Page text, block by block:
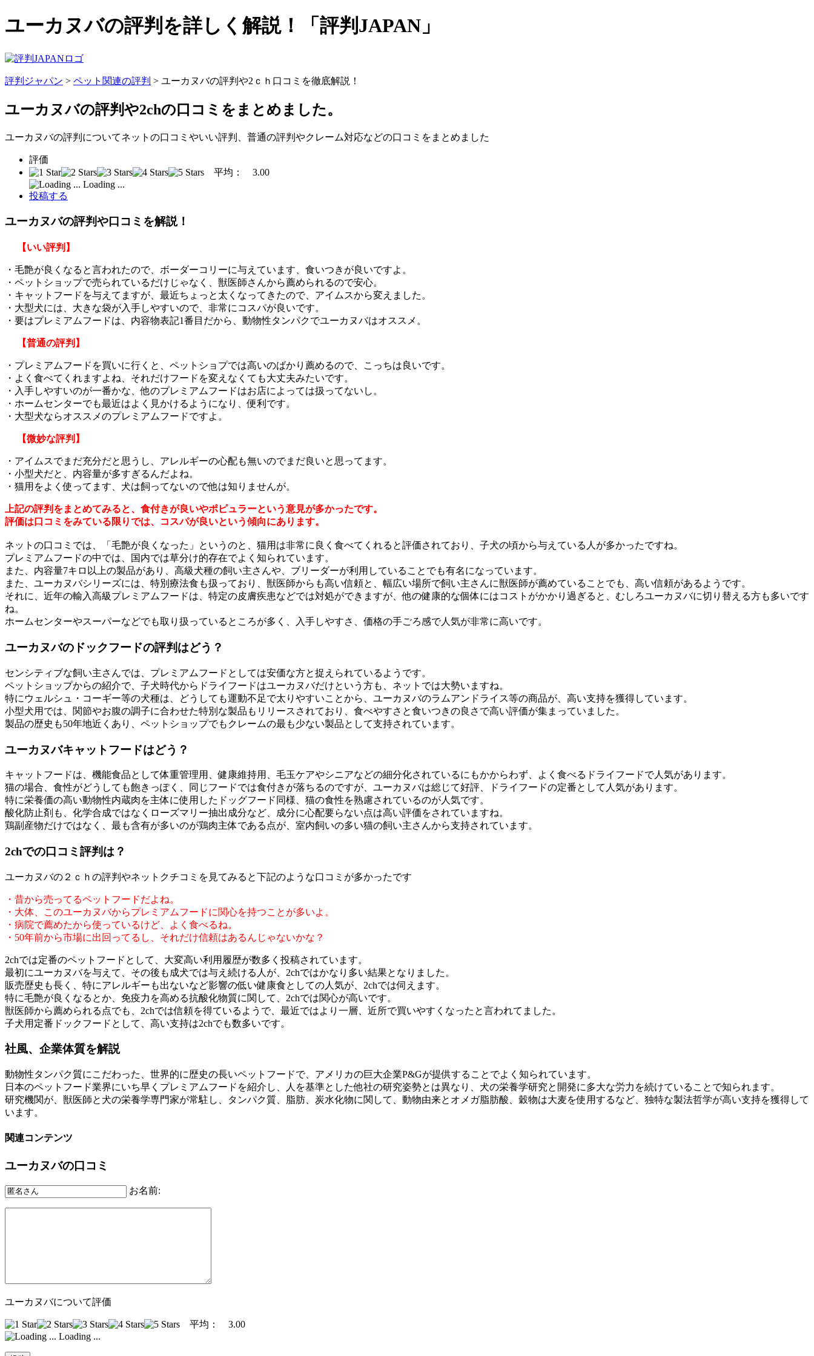
ユーカヌバの評判を詳しく解説！「評判JAPAN」
評判ジャパン > ペット関連の評判 > ユーカヌバの評判や2ｃｈ口コミを徹底解説！
ユーカヌバの評判や2chの口コミをまとめました。
ユーカヌバの評判についてネットの口コミやいい評判、普通の評判やクレーム対応などの口コミをまとめました
評価
平均： 3.00
Loading ...
投稿する
ユーカヌバの評判や口コミを解説！
【いい評判】
・毛艶が良くなると言われたので、ボーダーコリーに与えています、食いつきが良いですよ。
・ペットショップで売られているだけじゃなく、獣医師さんから薦められるので安心。
・キャットフードを与えてますが、最近ちょっと太くなってきたので、アイムスから変えました。
・大型犬には、大きな袋が入手しやすいので、非常にコスパが良いです。
・要はプレミアムフードは、内容物表記1番目だから、動物性タンパクでユーカヌバはオススメ。
【普通の評判】
・プレミアムフードを買いに行くと、ペットショプでは高いのばかり薦めるので、こっちは良いです。
・よく食べてくれますよね、それだけフードを変えなくても大丈夫みたいです。
・入手しやすいのが一番かな、他のプレミアムフードはお店によっては扱ってないし。
・ホームセンターでも最近はよく見かけるようになり、便利です。
・大型犬ならオススメのプレミアムフードですよ。
【微妙な評判】
・アイムスでまだ充分だと思うし、アレルギーの心配も無いのでまだ良いと思ってます。
・小型犬だと、内容量が多すぎるんだよね。
・猫用をよく使ってます、犬は飼ってないので他は知りませんが。
上記の評判をまとめてみると、食付きが良いやポピュラーという意見が多かったです。
評価は口コミをみている限りでは、コスパが良いという傾向にあります。
ネットの口コミでは、「毛艶が良くなった」というのと、猫用は非常に良く食べてくれると評価されており、子犬の頃から与えている人が多かったですね。
プレミアムフードの中では、国内では草分け的存在でよく知られています。
また、内容量7キロ以上の製品があり、高級犬種の飼い主さんや、ブリーダーが利用していることでも有名になっています。
また、ユーカヌバシリーズには、特別療法食も扱っており、獣医師からも高い信頼と、幅広い場所で飼い主さんに獣医師が薦めていることでも、高い信頼があるようです。
それに、近年の輸入高級プレミアムフードは、特定の皮膚疾患などでは対処ができますが、他の健康的な個体にはコストがかかり過ぎると、むしろユーカヌバに切り替える方も多いです
ね。
ホームセンターやスーパーなどでも取り扱っているところが多く、入手しやすさ、価格の手ごろ感で人気が非常に高いです。
ユーカヌバのドックフードの評判はどう？
センシティブな飼い主さんでは、プレミアムフードとしては安価な方と捉えられているようです。
ペットショップからの紹介で、子犬時代からドライフードはユーカヌバだけという方も、ネットでは大勢いますね。
特にウェルシュ・コーギー等の犬種は、どうしても運動不足で太りやすいことから、ユーカヌバのラムアンドライス等の商品が、高い支持を獲得しています。
小型犬用では、関節やお腹の調子に合わせた特別な製品もリリースされており、食べやすさと食いつきの良さで高い評価が集まっていました。
製品の歴史も50年地近くあり、ペットショップでもクレームの最も少ない製品として支持されています。
ユーカヌバキャットフードはどう？
キャットフードは、機能食品として体重管理用、健康維持用、毛玉ケアやシニアなどの細分化されているにもかからわず、よく食べるドライフードで人気があります。
猫の場合、食性がどうしても飽きっぽく、同じフードでは食付きが落ちるのですが、ユーカヌバは総じて好評、ドライフードの定番として人気があります。
特に栄養価の高い動物性内蔵肉を主体に使用したドッグフード同様、猫の食性を熟慮されているのが人気です。
酸化防止剤も、化学合成ではなくローズマリー抽出成分など、成分に心配要らない点は高い評価をされていますね。
鶏副産物だけではなく、最も含有が多いのが鶏肉主体である点が、室内飼いの多い猫の飼い主さんから支持されています。
2chでの口コミ評判は？
ユーカヌバの２ｃｈの評判やネットクチコミを見てみると下記のような口コミが多かったです
・昔から売ってるペットフードだよね。
・大体、このユーカヌバからプレミアムフードに関心を持つことが多いよ。
・病院で薦めたから使っているけど、よく食べるね。
・50年前から市場に出回ってるし、それだけ信頼はあるんじゃないかな？
2chでは定番のペットフードとして、大変高い利用履歴が数多く投稿されています。
最初にユーカヌバを与えて、その後も成犬では与え続ける人が、2chではかなり多い結果となりました。
販売歴史も長く、特にアレルギーも出ないなど影響の低い健康食としての人気が、2chでは伺えます。
特に毛艶が良くなるとか、免疫力を高める抗酸化物質に関して、2chでは関心が高いです。
獣医師から薦められる点でも、2chでは信頼を得ているようで、最近ではより一層、近所で買いやすくなったと言われてました。
子犬用定番ドックフードとして、高い支持は2chでも数多いです。
社風、企業体質を解説
動物性タンパク質にこだわった、世界的に歴史の長いペットフードで、アメリカの巨大企業P&Gが提供することでよく知られています。
日本のペットフード業界にいち早くプレミアムフードを紹介し、人を基準とした他社の研究姿勢とは異なり、犬の栄養学研究と開発に多大な労力を続けていることで知られます。
研究機関が、獣医師と犬の栄養学専門家が常駐し、タンパク質、脂肪、炭水化物に関して、動物由来とオメガ脂肪酸、穀物は大麦を使用するなど、独特な製法哲学が高い支持を獲得して
います。
関連コンテンツ
ユーカヌバの口コミ
お名前:
ユーカヌバについて評価
平均： 3.00
Loading ...